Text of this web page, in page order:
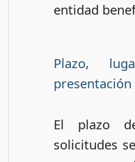
entidad
Plazo,
presentación
El plazo
solicitudes